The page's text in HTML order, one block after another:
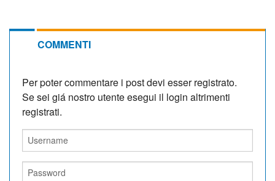
COMMENTI
Per poter commentare i post devi esser registrato.
Se sei giá nostro utente esegui il login altrimenti
registrati.